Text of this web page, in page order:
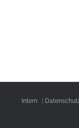
Intern